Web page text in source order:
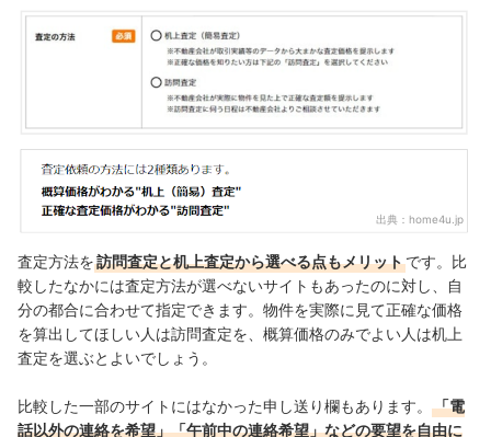
出典： home4u.jp
査定方法を訪問査定と机上査定から選べる点もメリットです。比
較したなかには査定方法が選べないサイトもあったのに対し、自
分の都合に合わせて指定できます。物件を実際に見て正確な価格
を算出してほしい人は訪問査定を、概算価格のみでよい人は机上
査定を選ぶとよいでしょう。
比較した一部のサイトにはなかった申し送り欄もあります。
「電
話以外の連絡を希望」「午前中の連絡希望」などの要望を自由に